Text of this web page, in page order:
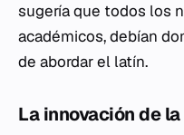
sugería que todos los
académicos, debían
de abordar el latín.
La innovación de